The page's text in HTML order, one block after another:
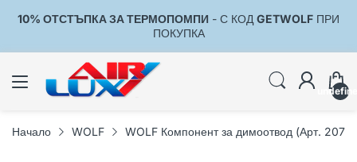
10% ОТСТЪПКА ЗА ТЕРМОПОМПИ - С КОД GETWOLF ПРИ
ПОКУПКА
Начало WOLF WOLF Компонент за димоотвод (Арт.